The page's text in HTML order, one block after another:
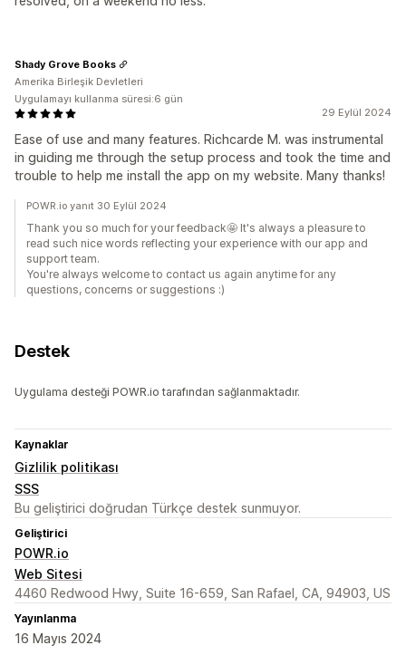
29 Eylül 2024
Ease of use and many features. Richcarde M. was instrumental
in guiding me through the setup process and took the time and
trouble to help me install the app on my website. Many thanks!
Shady Grove Books
Amerika Birleşik Devletleri
Uygulamayı kullanma süresi:6 gün
POWR.io yanıt 30 Eylül 2024
Thank you so much for your feedback🤩️ It's always a pleasure to
read such nice words reflecting your experience with our app and
support team.
You're always welcome to contact us again anytime for any
questions, concerns or suggestions :)
Destek
Uygulama desteği POWR.io tarafından sağlanmaktadır.
Kaynaklar
Gizlilik politikası
SSS
Bu geliştirici doğrudan Türkçe destek sunmuyor.
Geliştirici
POWR.io
Web Sitesi
4460 Redwood Hwy, Suite 16-659, San Rafael, CA, 94903, US
Yayınlanma
16 Mayıs 2024